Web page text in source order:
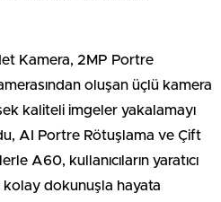
Kamera, 2MP Portre
oluşan üçlü kamera
kaliteli imgeler yakalamayı
AI Portre Rötuşlama ve Çift
A60, kullanıcıların yaratıcı
kolay dokunuşla hayata